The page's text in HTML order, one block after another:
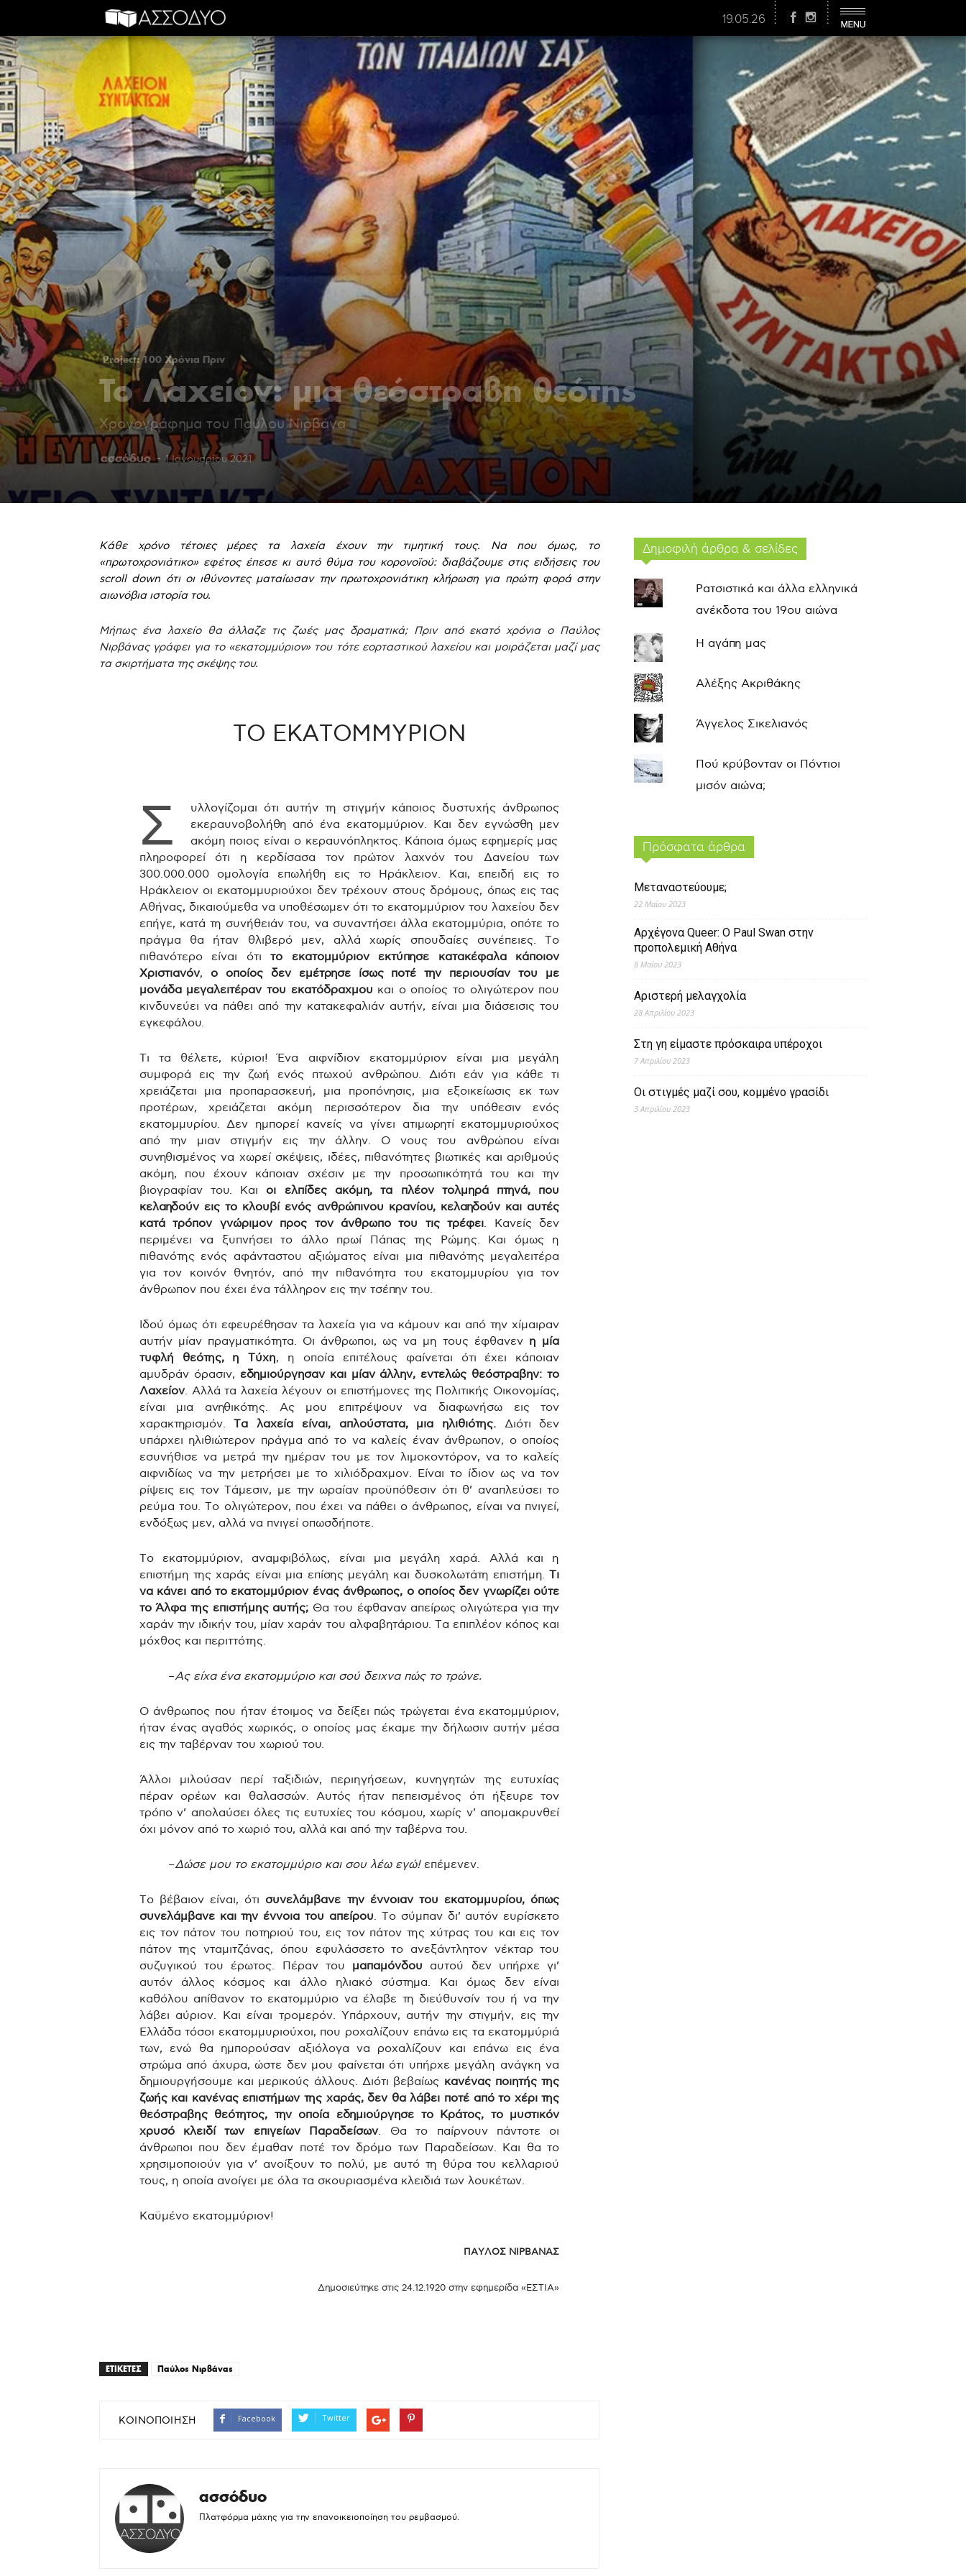
19.05.26
Project: 100 Χρόνια Πριν
Το Λαχείον: μια θεόστραβη θεότης
Χρονογράφημα του Παύλου Νιρβάνα
ασσόδυο- 1 Ιανουαρίου 2021
Κάθε χρόνο τέτοιες μέρες τα λαχεία έχουν την τιμητική τους. Να που όμως, το
«πρωτοχρονιάτικο» εφέτος έπεσε κι αυτό θύμα του κορονοϊού: διαβάζουμε στις ειδήσεις του
scroll down ότι οι ιθύνοντες ματαίωσαν την πρωτοχρονιάτικη κλήρωση για πρώτη φορά στην
αιωνόβια ιστορία του.
Μήπως ένα λαχείο θα άλλαζε τις ζωές μας δραματικά; Πριν από εκατό χρόνια ο Παύλος
Νιρβάνας γράφει για το «εκατομμύριον» του τότε εορταστικού λαχείου και μοιράζεται μαζί μας
τα σκιρτήματα της σκέψης του.
ΤΟ ΕΚΑΤΟΜΜΥΡΙΟΝ
Σ
υλλογίζομαι ότι αυτήν τη στιγμήν κάποιος δυστυχής άνθρωπος
εκεραυνοβολήθη από ένα εκατομμύριον. Και δεν εγνώσθη μεν
ακόμη ποιος είναι ο κεραυνόπληκτος. Κάποια όμως εφημερίς μας
πληροφορεί ότι η κερδίσασα τον πρώτον λαχνόν του Δανείου των
300.000.000 ομολογία επωλήθη εις το Ηράκλειον. Και, επειδή εις το
Ηράκλειον οι εκατομμυριούχοι δεν τρέχουν στους δρόμους, όπως εις τας
Αθήνας, δικαιούμεθα να υποθέσωμεν ότι το εκατομμύριον του λαχείου δεν
επήγε, κατά τη συνήθειάν του, να συναντήσει άλλα εκατομμύρια, οπότε το
πράγμα θα ήταν θλιβερό μεν, αλλά χωρίς σπουδαίες συνέπειες. Το
πιθανότερο είναι ότιτο εκατομμύριον εκτύπησε κατακέφαλα κάποιον
Χριστιανόν, ο οποίος δεν εμέτρησε ίσως ποτέ την περιουσίαν του με
μονάδα μεγαλειτέραν του εκατόδραχμου και ο οποίος το ολιγώτερον που
κινδυνεύει να πάθει από την κατακεφαλιάν αυτήν, είναι μια διάσεισις του
εγκεφάλου.
Τι τα θέλετε, κύριοι! Ένα αιφνίδιον εκατομμύριον είναι μια μεγάλη
συμφορά εις την ζωή ενός πτωχού ανθρώπου. Διότι εάν για κάθε τι
χρειάζεται μια προπαρασκευή, μια προπόνησις, μια εξοικείωσις εκ των
προτέρων, χρειάζεται ακόμη περισσότερον δια την υπόθεσιν ενός
εκατομμυρίου. Δεν ημπορεί κανείς να γίνει ατιμωρητί εκατομμυριούχος
από την μιαν στιγμήν εις την άλλην. Ο νους του ανθρώπου είναι
συνηθισμένος να χωρεί σκέψεις, ιδέες, πιθανότητες βιωτικές και αριθμούς
ακόμη, που έχουν κάποιαν σχέσιν με την προσωπικότητά του και την
βιογραφίαν του. Και οι ελπίδες ακόμη, τα πλέον τολμηρά πτηνά, που
κελαηδούν εις το κλουβί ενός ανθρώπινου κρανίου, κελαηδούν και αυτές
κατά τρόπον γνώριμον προς τον άνθρωπο του τις τρέφει. Κανείς δεν
περιμένει να ξυπνήσει το άλλο πρωί Πάπας της Ρώμης. Και όμως η
πιθανότης ενός αφάνταστου αξιώματος είναι μια πιθανότης μεγαλειτέρα
για τον κοινόν θνητόν, από την πιθανότητα του εκατομμυρίου για τον
άνθρωπον που έχει ένα τάλληρον εις την τσέπην του.
Ιδού όμως ότι εφευρέθησαν τα λαχεία για να κάμουν και από την χίμαιραν
αυτήν μίαν πραγματικότητα. Οι άνθρωποι, ως να μη τους έφθανεν η μία
τυφλή θεότης, η Τύχη, η οποία επιτέλους φαίνεται ότι έχει κάποιαν
αμυδράν όρασιν, εδημιούργησαν και μίαν άλλην, εντελώς θεόστραβην: το
Λαχείον. Αλλά τα λαχεία λέγουν οι επιστήμονες της Πολιτικής Οικονομίας,
είναι μια ανηθικότης. Ας μου επιτρέψουν να διαφωνήσω εις τον
χαρακτηρισμόν.Τα λαχεία είναι, απλούστατα, μια ηλιθιότης.Διότι δεν
υπάρχει ηλιθιώτερον πράγμα από το να καλείς έναν άνθρωπον, ο οποίος
εσυνήθισε να μετρά την ημέραν του με τον λιμοκοντόρον, να το καλείς
αιφνιδίως να την μετρήσει με το χιλιόδραχμον. Είναι το ίδιον ως να τον
ρίψεις εις τον Τάμεσιν, με την ωραίαν προϋπόθεσιν ότι θ’ αναπλεύσει το
ρεύμα του. Το ολιγώτερον, που έχει να πάθει ο άνθρωπος, είναι να πνιγεί,
ενδόξως μεν, αλλά να πνιγεί οπωσδήποτε.
Το εκατομμύριον, αναμφιβόλως, είναι μια μεγάλη χαρά. Αλλά και η
επιστήμη της χαράς είναι μια επίσης μεγάλη και δυσκολωτάτη επιστήμη.Τι
να κάνει από το εκατομμύριον ένας άνθρωπος, ο οποίος δεν γνωρίζει ούτε
το Άλφα της επιστήμης αυτής; Θα του έφθαναν απείρως ολιγώτερα για την
χαράν την ιδικήν του, μίαν χαράν του αλφαβητάριου. Τα επιπλέον κόπος και
μόχθος και περιττότης.
–Ας είχα ένα εκατομμύριο και σού δειχνα πώς το τρώνε.
Ο άνθρωπος που ήταν έτοιμος να δείξει πώς τρώγεται ένα εκατομμύριον,
ήταν ένας αγαθός χωρικός, ο οποίος μας έκαμε την δήλωσιν αυτήν μέσα
εις την ταβέρναν του χωριού του.
Άλλοι μιλούσαν περί ταξιδιών, περιηγήσεων, κυνηγητών της ευτυχίας
πέραν ορέων και θαλασσών. Αυτός ήταν πεπεισμένος ότι ήξευρε τον
τρόπο ν’ απολαύσει όλες τις ευτυχίες του κόσμου, χωρίς ν’ απομακρυνθεί
όχι μόνον από το χωριό του, αλλά και από την ταβέρνα του.
–Δώσε μου το εκατομμύριο και σου λέω εγώ!επέμενεν.
Το βέβαιον είναι, ότι συνελάμβανε την έννοιαν του εκατομμυρίου, όπως
συνελάμβανε και την έννοια του απείρου. Το σύμπαν δι’ αυτόν ευρίσκετο
εις τον πάτον του ποτηριού του, εις τον πάτον της χύτρας του και εις τον
πάτον της νταμιτζάνας, όπου εφυλάσσετο το ανεξάντλητον νέκταρ του
συζυγικού του έρωτος. Πέραν του μαπαμόνδου αυτού δεν υπήρχε γι’
αυτόν άλλος κόσμος και άλλο ηλιακό σύστημα. Και όμως δεν είναι
καθόλου απίθανον το εκατομμύριο να έλαβε τη διεύθυνσίν του ή να την
λάβει αύριον. Και είναι τρομερόν. Υπάρχουν, αυτήν την στιγμήν, εις την
Ελλάδα τόσοι εκατομμυριούχοι, που ροχαλίζουν επάνω εις τα εκατομμύριά
των, ενώ θα ημπορούσαν αξιόλογα να ροχαλίζουν και επάνω εις ένα
στρώμα από άχυρα, ώστε δεν μου φαίνεται ότι υπήρχε μεγάλη ανάγκη να
δημιουργήσουμε και μερικούς άλλους. Διότι βεβαίως κανένας ποιητής της
ζωής και κανένας επιστήμων της χαράς, δεν θα λάβει ποτέ από το χέρι της
θεόστραβης θεότητος, την οποία εδημιούργησε το Κράτος, το μυστικόν
χρυσό κλειδί των επιγείων Παραδείσων. Θα το παίρνουν πάντοτε οι
άνθρωποι που δεν έμαθαν ποτέ τον δρόμο των Παραδείσων. Και θα το
χρησιμοποιούν για ν’ ανοίξουν το πολύ, με αυτό τη θύρα του κελλαριού
τους, η οποία ανοίγει με όλα τα σκουριασμένα κλειδιά των λουκέτων.
Καϋμένο εκατομμύριον!
ΠΑΥΛΟΣ ΝΙΡΒΑΝΑΣ
Δημοσιεύτηκε στις 24.12.1920 στην εφημερίδα «ΕΣΤΙΑ»
ΕΤΙΚΕΤΕΣ Παύλος Νιρβάνας
ΚΟΙΝΟΠΟΙΗΣΗ Facebook Twitter
ασσόδυο
Πλατφόρμα μάχης για την επανοικειοποίηση του ρεμβασμού.
Δημοφιλή άρθρα & σελίδες
Ρατσιστικά και άλλα ελληνικά
ανέκδοτα του 19ου αιώνα
Η αγάπη μας
Αλέξης Ακριθάκης
Άγγελος Σικελιανός
Πού κρύβονταν οι Πόντιοι
μισόν αιώνα;
Πρόσφατα άρθρα
Μεταναστεύουμε;
22 Μαΐου 2023
Αρχέγονα Queer: O Paul Swan στην
προπολεμική Αθήνα
8 Μαΐου 2023
Αριστερή μελαγχολία
28 Απριλίου 2023
Στη γη είμαστε πρόσκαιρα υπέροχοι
7 Απριλίου 2023
Οι στιγμές μαζί σου, κομμένο γρασίδι
3 Απριλίου 2023